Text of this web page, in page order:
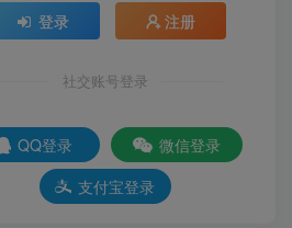
登录 注册
社交账号登录
QQ登录
微信登录
支付宝登录